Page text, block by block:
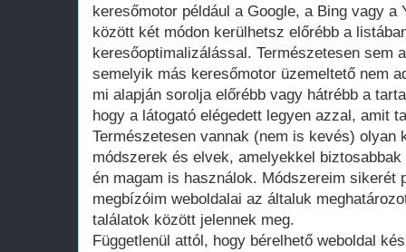
keresőmotor például a Google, a Bing vagy a
között két módon kerülhetsz előrébb a
keresőoptimalizálással. Természetesen sem
semelyik más keresőmotor üzemeltető nem
mi alapján sorolja előrébb vagy hátrébb a
hogy a látogató elégedett legyen azzal, amit
Természetesen vannak (nem is kevés) olyan
módszerek és elvek, amelyekkel
én magam is használok. Módszereim sikerét
megbízóim weboldalai az általuk
találatok között jelennek meg.
Függetlenül attól, hogy bérelhető weboldal